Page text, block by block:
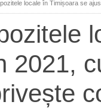
TEHNIT
locale în Timișoara se
2021,